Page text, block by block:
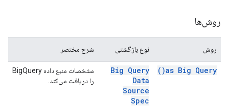
روش‌ها
روش نوع بازگشتی شرح مختصر
as Big Query(
)
Big Query
Data
Source
Spec
مشخصات منبع داده BigQuery
را دریافت می‌کند.